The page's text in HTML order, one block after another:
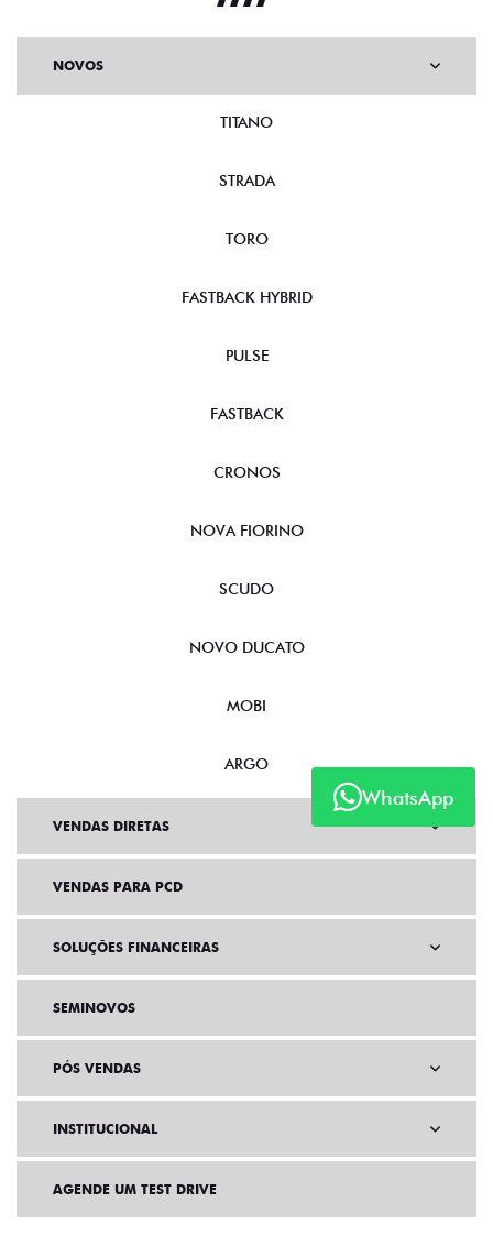
WhatsApp
NOVOS
TITANO
STRADA
TORO
FASTBACK HYBRID
PULSE
FASTBACK
CRONOS
NOVA FIORINO
SCUDO
NOVO DUCATO
MOBI
ARGO
VENDAS DIRETAS
VENDAS PARA PCD
SOLUÇÕES FINANCEIRAS
SEMINOVOS
PÓS VENDAS
INSTITUCIONAL
AGENDE UM TEST DRIVE